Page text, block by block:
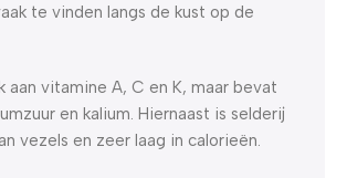
te vinden langs de kust op de
aan vitamine A, C en K, maar bevat
en kalium. Hiernaast is selderij
vezels en zeer laag in calorieën.